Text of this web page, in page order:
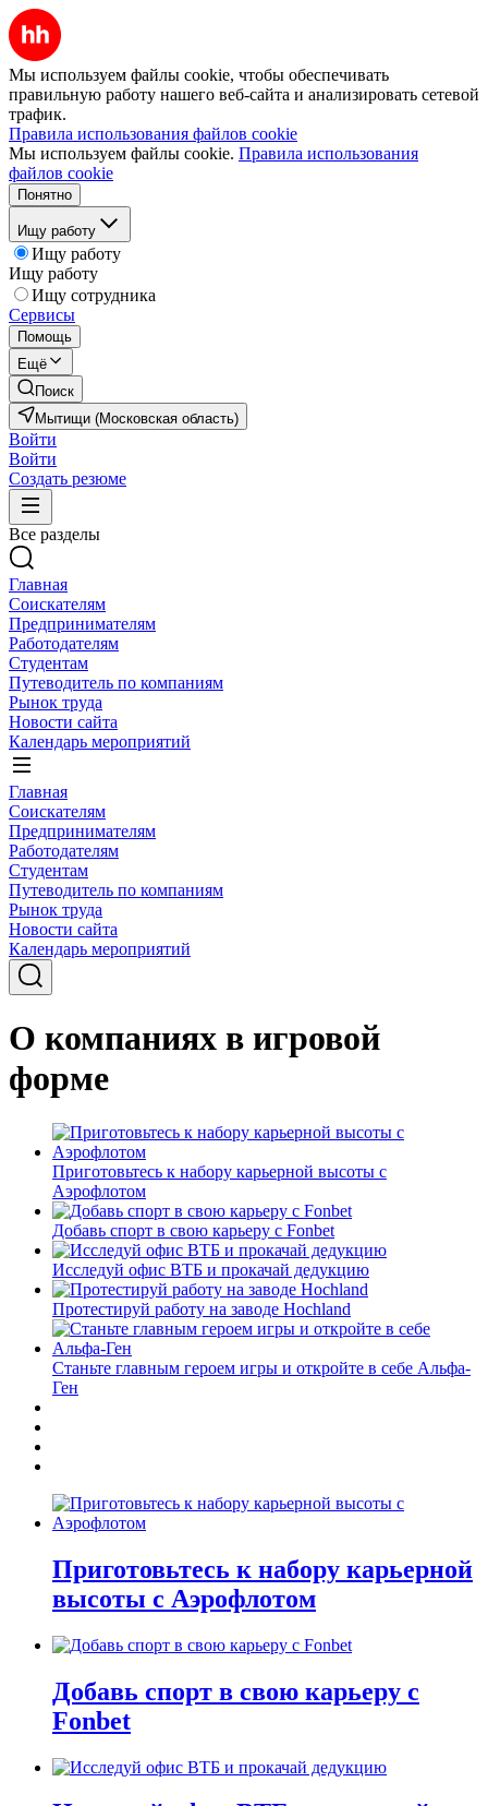
Мы используем файлы cookie, чтобы обеспечивать
правильную работу нашего веб-сайта и анализировать сетевой
трафик.
Правила использования файлов cookie
Мы используем файлы cookie. Правила использования
файлов cookie
Понятно
Ищу работу
Ищу работу
Ищу работу
Ищу сотрудника
Сервисы
Помощь
Ещё
Поиск
Мытищи (Московская область)
Войти
Войти
Создать резюме
Все разделы
Главная
Соискателям
Предпринимателям
Работодателям
Студентам
Путеводитель по компаниям
Рынок труда
Новости сайта
Календарь мероприятий
Главная
Соискателям
Предпринимателям
Работодателям
Студентам
Путеводитель по компаниям
Рынок труда
Новости сайта
Календарь мероприятий
О компаниях в игровой
форме
Приготовьтесь к набору карьерной высоты с
Аэрофлотом
Добавь спорт в свою карьеру с Fonbet
Исследуй офис ВТБ и прокачай дедукцию
Протестируй работу на заводе Hochland
Станьте главным героем игры и откройте в себе Альфа-
Ген
Приготовьтесь к набору карьерной
высоты с Аэрофлотом
Добавь спорт в свою карьеру с
Fonbet